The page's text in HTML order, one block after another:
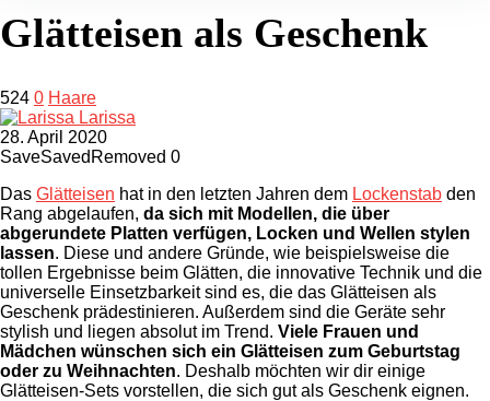
Glätteisen als Geschenk
524 0 Haare
Larissa
28. April 2020
SaveSaved Removed 0
Das Glätteisen hat in den letzten Jahren dem Lockenstab den
Rang abgelaufen, da sich mit Modellen, die über
abgerundete Platten verfügen, Locken und Wellen stylen
lassen. Diese und andere Gründe, wie beispielsweise die
tollen Ergebnisse beim Glätten, die innovative Technik und die
universelle Einsetzbarkeit sind es, die das Glätteisen als
Geschenk prädestinieren. Außerdem sind die Geräte sehr
stylish und liegen absolut im Trend. Viele Frauen und
Mädchen wünschen sich ein Glätteisen zum Geburtstag
oder zu Weihnachten. Deshalb möchten wir dir einige
Glätteisen-Sets vorstellen, die sich gut als Geschenk eignen.